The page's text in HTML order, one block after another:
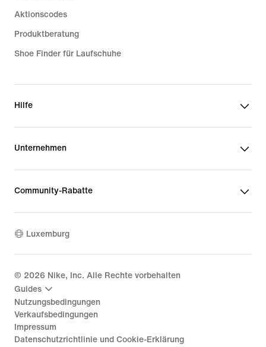
Aktionscodes
Produktberatung
Shoe Finder für Laufschuhe
Hilfe
Unternehmen
Community-Rabatte
Luxemburg
© 2026 Nike, Inc. Alle Rechte vorbehalten
Guides
Nutzungsbedingungen
Verkaufsbedingungen
Impressum
Datenschutzrichtlinie und Cookie-Erklärung